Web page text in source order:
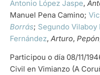
Antonio López Jaspe,
Manuel Pena Camino;
Borrás; Segundo Vilaboy
Fernández, Arturo, Pepón
Participou o día 08/11/
Civil en Vimianzo (A